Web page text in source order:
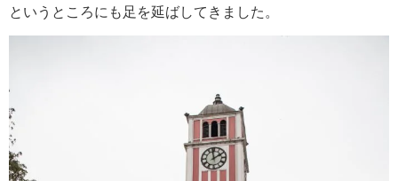
というところにも足を延ばしてきました。